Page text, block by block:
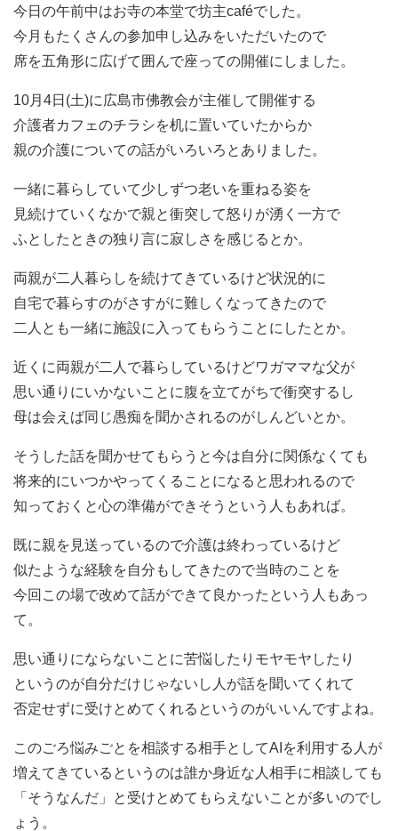
今日の午前中はお寺の本堂で坊主caféでした。
今月もたくさんの参加申し込みをいただいたので
席を五角形に広げて囲んで座っての開催にしました。
10月4日(土)に広島市佛教会が主催して開催する
介護者カフェのチラシを机に置いていたからか
親の介護についての話がいろいろとありました。
一緒に暮らしていて少しずつ老いを重ねる姿を
見続けていくなかで親と衝突して怒りが湧く一方で
ふとしたときの独り言に寂しさを感じるとか。
両親が二人暮らしを続けてきているけど状況的に
自宅で暮らすのがさすがに難しくなってきたので
二人とも一緒に施設に入ってもらうことにしたとか。
近くに両親が二人で暮らしているけどワガママな父が
思い通りにいかないことに腹を立てがちで衝突するし
母は会えば同じ愚痴を聞かされるのがしんどいとか。
そうした話を聞かせてもらうと今は自分に関係なくても
将来的にいつかやってくることになると思われるので
知っておくと心の準備ができそうという人もあれば。
既に親を見送っているので介護は終わっているけど
似たような経験を自分もしてきたので当時のことを
今回この場で改めて話ができて良かったという人もあっ
て。
思い通りにならないことに苦悩したりモヤモヤしたり
というのが自分だけじゃないし人が話を聞いてくれて
否定せずに受けとめてくれるというのがいいんですよね。
このごろ悩みごとを相談する相手としてAIを利用する人が
増えてきているというのは誰か身近な人相手に相談しても
「そうなんだ」と受けとめてもらえないことが多いのでし
ょう。